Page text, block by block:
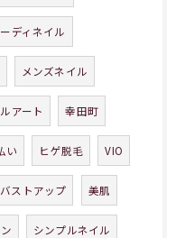
ディネイル
メンズネイル
アート 幸田町
い ヒゲ脱毛 VIO
バストアップ 美肌
シンプルネイル